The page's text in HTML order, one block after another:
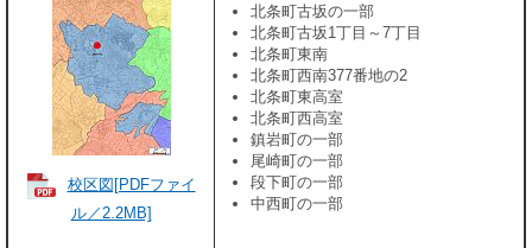
校区図[PDFファイ
ル／2.2MB]
北条町古坂の一部
北条町古坂1丁目～7丁目
北条町東南
北条町西南377番地の2
北条町東高室
北条町西高室
鎮岩町の一部
尾崎町の一部
段下町の一部
中西町の一部